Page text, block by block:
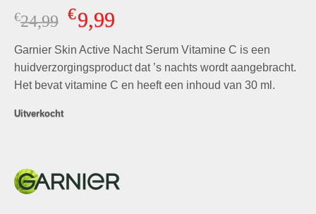
Gewaardeerd
4.33op 5
gebaseerd
waarderingen
€24,99 Oorspronkelijke
prijs
was:
€24,99.
€9,99Huidige
is:
€9,99.
Garnier Skin Active Nacht Serum Vitamine C is een
huidverzorgingsproduct dat ’s nachts wordt aangebracht.
Het bevat vitamine C en heeft een inhoud van 30 ml.
Uitverkocht